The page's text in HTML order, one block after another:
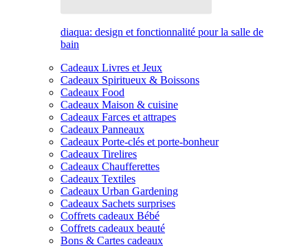
diaqua: design et fonctionnalité pour la salle de
bain
Cadeaux Livres et Jeux
Cadeaux Spiritueux & Boissons
Cadeaux Food
Cadeaux Maison & cuisine
Cadeaux Farces et attrapes
Cadeaux Panneaux
Cadeaux Porte-clés et porte-bonheur
Cadeaux Tirelires
Cadeaux Chaufferettes
Cadeaux Textiles
Cadeaux Urban Gardening
Cadeaux Sachets surprises
Coffrets cadeaux Bébé
Coffrets cadeaux beauté
Bons & Cartes cadeaux